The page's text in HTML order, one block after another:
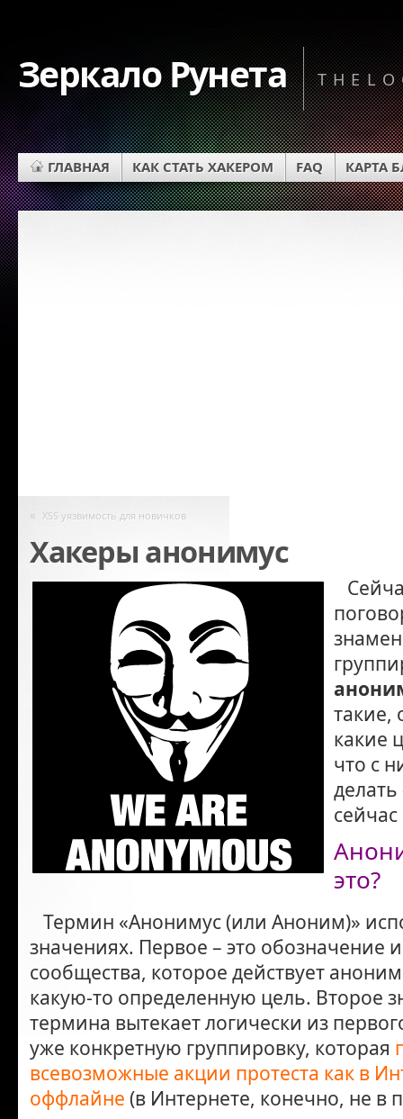
Зеркало Рунета
ГЛАВНАЯ КАК СТАТЬ ХАКЕРОМ FAQ КАРТА
« XSS уязвимость для новичков
Хакеры анонимус
такие,
какие
что с
это?
Термин «Анонимус (или Аноним)»
значениях. Первое – это обозначение
сообщества, которое действует
какую-то определенную цель. Второе
термина вытекает логически из
уже конкретную группировку, которая
всевозможные акции протеста как в
оффлайне (в Интернете, конечно, не